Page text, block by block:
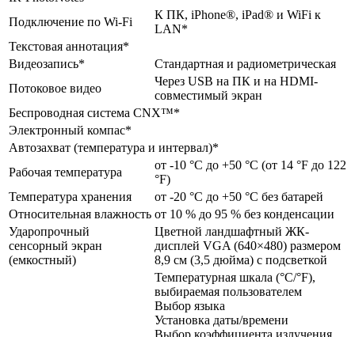
Подключение по Wi-Fi
К ПК, iPhone®, iPad® и WiFi к
LAN*
Текстовая аннотация*
Видеозапись*
Стандартная и радиометрическая
Потоковое видео
Через USB на ПК и на HDMI-
совместимый экран
Беспроводная система CNX™*
Электронный компас*
Автозахват (температура и интервал)*
Рабочая температура
от -10 °C до +50 °C (от 14 °F до 122
°F)
Температура хранения
от -20 °C до +50 °C без батарей
Относительная влажность от 10 % до 95 % без конденсации
Ударопрочный
сенсорный экран
(емкостный)
Цветной ландшафтный ЖК-
дисплей VGA (640×480) размером
8,9 см (3,5 дюйма) с подсветкой
Температурная шкала (°C/°F),
выбираемая пользователем
Выбор языка
Установка даты/времени
Выбор коэффициента излучения